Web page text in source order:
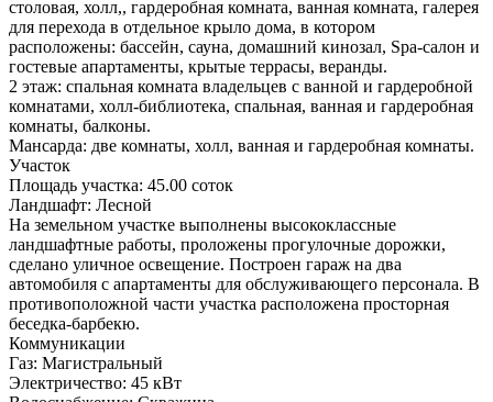
столовая, холл,, гардеробная комната, ванная комната, галерея
для перехода в отдельное крыло дома, в котором
расположены: бассейн, сауна, домашний кинозал, Spa-салон и
гостевые апартаменты, крытые террасы, веранды.
2 этаж: спальная комната владельцев с ванной и гардеробной
комнатами, холл-библиотека, спальная, ванная и гардеробная
комнаты, балконы.
Мансарда: две комнаты, холл, ванная и гардеробная комнаты.
Участок
Площадь участка: 45.00 соток
Ландшафт: Лесной
На земельном участке выполнены высококлассные
ландшафтные работы, проложены прогулочные дорожки,
сделано уличное освещение. Построен гараж на два
автомобиля с апартаменты для обслуживающего персонала. В
противоположной части участка расположена просторная
беседка-барбекю.
Коммуникации
Газ: Магистральный
Электричество: 45 кВт